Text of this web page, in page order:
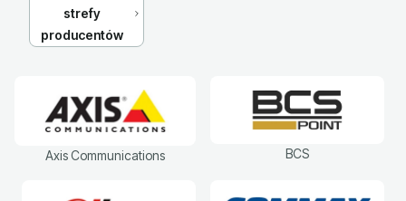
strefy
producentów
Axis Communications BCS